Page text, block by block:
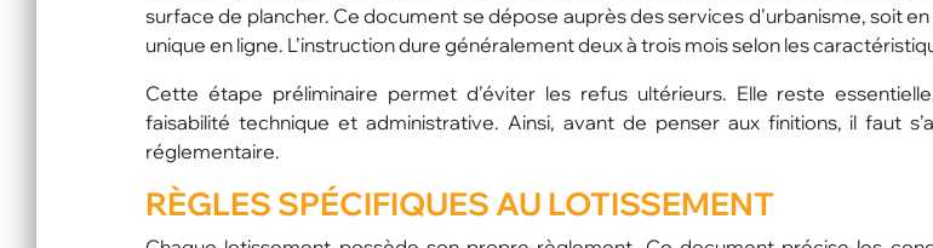
surface de plancher. Ce document se dépose auprès des services d’urbanisme, soit
unique en ligne. L’instruction dure généralement deux à trois mois selon les
Cette étape préliminaire permet d’éviter les refus ultérieurs. Elle reste
faisabilité technique et administrative. Ainsi, avant de penser aux finitions, il faut
réglementaire.
RÈGLES SPÉCIFIQUES AU LOTISSEMENT